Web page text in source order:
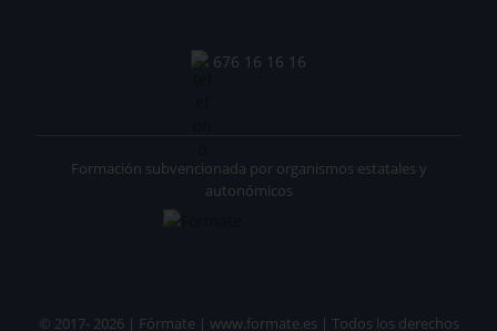
676 16 16 16
© 2017- 2026 | Fórmate | www.formate.es | Todos los derechos
Formación subvencionada por organismos estatales y
autonómicos